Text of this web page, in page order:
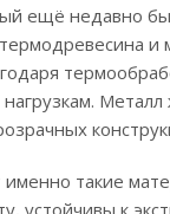
ещё недавно
и
такие
устойчивы к